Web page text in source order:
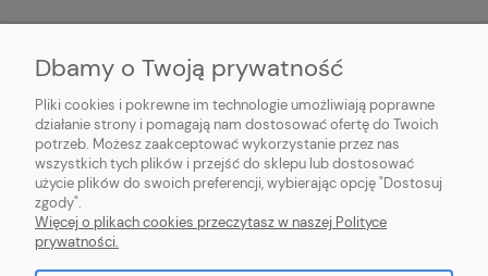
PŁATNOŚCI I DOSTAWA
INFORMACJE
O NAS
Dbamy o Twoją prywatność
Pliki cookies i pokrewne im technologie umożliwiają poprawne
działanie strony i pomagają nam dostosować ofertę do Twoich
potrzeb. Możesz zaakceptować wykorzystanie przez nas
wszystkich tych plików i przejść do sklepu lub dostosować
użycie plików do swoich preferencji, wybierając opcję "Dostosuj
zgody".
Więcej o plikach cookies przeczytasz w naszej Polityce
prywatności.